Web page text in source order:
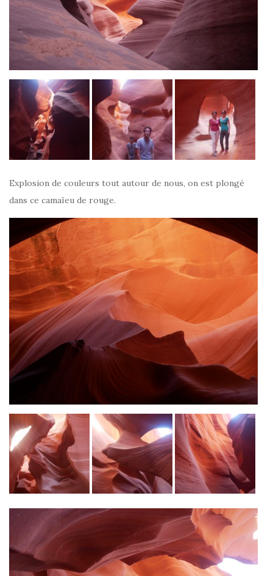
Explosion de couleurs tout autour de nous, on est plongé
dans ce camaïeu de rouge.